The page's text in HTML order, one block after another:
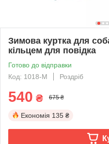
Зимова куртка для
кільцем для повідка
Готово до відправки
Код: 1018-M
Роздріб
540 ₴ 675 ₴
Економія 135 ₴